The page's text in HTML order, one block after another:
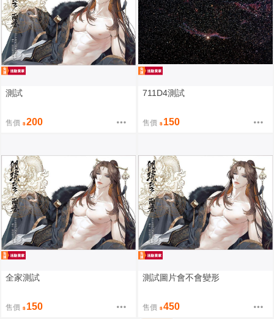
測試
售價 200
711D4測試
售價 150
全家測試
售價 150
測試圖片會不會變形
售價 450